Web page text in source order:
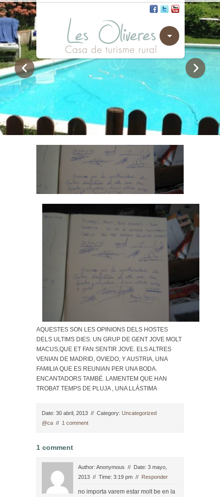
AQUESTES SON LES OPINIONS DELS HOSTES
DELS ULTIMS DIES. UN GRUP DE GENT JOVE MOLT
MACUS,QUE ET FAN SENTIR JOVE. ELS ALTRES
VENIAN DE MADRID, OVIEDO, Y AUSTRIA, UNA
FAMILIA QUE ES REUNIAN PER UNA BODA.
ENCANTADORS TAMBÉ. LAMENTEM QUE HAN
TROBAT TEMPS DE PLUJA , UNA LLÁSTIMA
Date: 30 abril, 2013 // Category: Uncategorized
@ca // 1 comment
1 comment
Author: Anonymous // Date: 3 mayo,
2013 // Time: 3:19 pm // Responder
no importa varem estar molt be en la